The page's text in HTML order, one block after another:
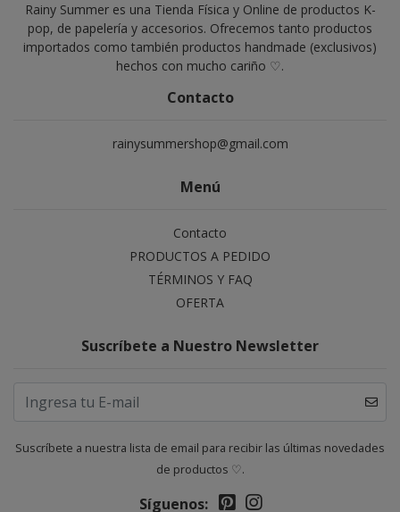
Rainy Summer es una Tienda Física y Online de productos K-
pop, de papelería y accesorios. Ofrecemos tanto productos
importados como también productos handmade (exclusivos)
hechos con mucho cariño ♡.
Contacto
rainysummershop@gmail.com
Menú
Contacto
PRODUCTOS A PEDIDO
TÉRMINOS Y FAQ
OFERTA
Suscríbete a Nuestro Newsletter
Suscríbete a nuestra lista de email para recibir las últimas novedades
de productos ♡.
Síguenos: